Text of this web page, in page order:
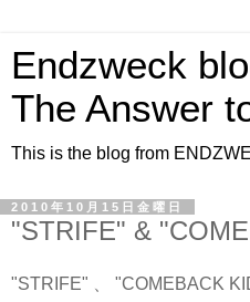
Endzweck
The Answer
This is the blog from
2010年10月15日金曜日
"STRIFE" &
"STRIFE" 、 "COMEBACK